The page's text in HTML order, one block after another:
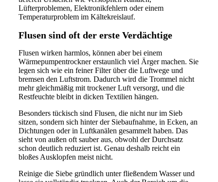
Lüfterproblemen, Elektronikfehlern oder einem
Temperaturproblem im Kältekreislauf.
Flusen sind oft der erste Verdächtige
Flusen wirken harmlos, können aber bei einem
Wärmepumpentrockner erstaunlich viel Ärger machen. Sie
legen sich wie ein feiner Filter über die Luftwege und
bremsen den Luftstrom. Dadurch wird die Trommel nicht
mehr gleichmäßig mit trockener Luft versorgt, und die
Restfeuchte bleibt in dicken Textilien hängen.
Besonders tückisch sind Flusen, die nicht nur im Sieb
sitzen, sondern sich hinter der Siebaufnahme, in Ecken, an
Dichtungen oder in Luftkanälen gesammelt haben. Das
sieht von außen oft sauber aus, obwohl der Durchsatz
schon deutlich reduziert ist. Genau deshalb reicht ein
bloßes Ausklopfen meist nicht.
Reinige die Siebe gründlich unter fließendem Wasser und